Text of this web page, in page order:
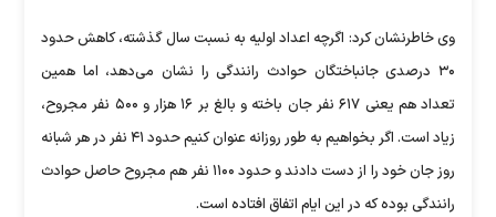
وی خاطرنشان کرد: اگرچه اعداد اولیه به نسبت سال گذشته، کاهش حدود
۳۰ درصدی جانباختگان حوادث رانندگی را نشان می‌دهد، اما همین
تعداد هم یعنی ۶۱۷ نفر جان باخته و بالغ بر ۱۶ هزار و ۵۰۰ نفر مجروح،
زیاد است. اگر بخواهیم به طور روزانه عنوان کنیم حدود ۴۱ نفر در هر شبانه
روز جان خود را از دست دادند و حدود ۱۱۰۰ نفر هم مجروح حاصل حوادث
رانندگی بوده که در این ایام اتفاق افتاده است.